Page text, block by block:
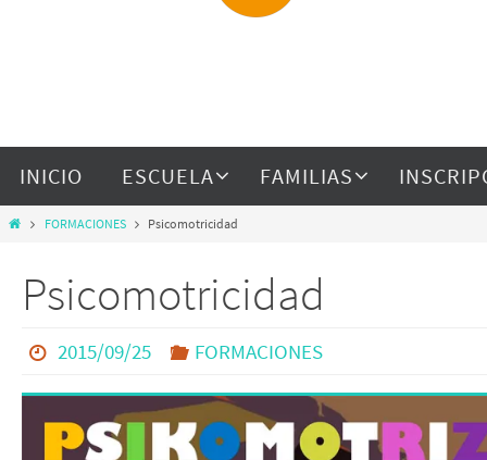
INICIO ESCUELA FAMILIAS
FORMACIONES Psicomotricidad
Psicomotricidad
2015/09/25 FORMACIONES